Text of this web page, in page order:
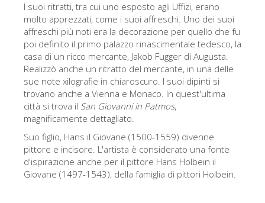
Opificio delle pietre dure
Museo Galileo
Il giardino di Boboli
La torre di Arnolfo
Corridoio Vasariano
Palazzo Vecchio
Santa Maria Novella
Santa Croce
Prenota ora
I suoi ritratti, tra cui uno esposto agli Uffizi, erano
molto apprezzati, come i suoi affreschi. Uno dei suoi
affreschi più noti era la decorazione per quello che fu
poi definito il primo palazzo rinascimentale tedesco, la
casa di un ricco mercante, Jakob Fugger di Augusta.
Realizzò anche un ritratto del mercante, in una delle
sue note xilografie in chiaroscuro. I suoi dipinti si
trovano anche a Vienna e Monaco. In quest'ultima
città si trova il San Giovanni in Patmos,
magnificamente dettagliato.
Suo figlio, Hans il Giovane (1500-1559) divenne
pittore e incisore. L'artista è considerato una fonte
d'ispirazione anche per il pittore Hans Holbein il
Giovane (1497-1543), della famiglia di pittori Holbein.